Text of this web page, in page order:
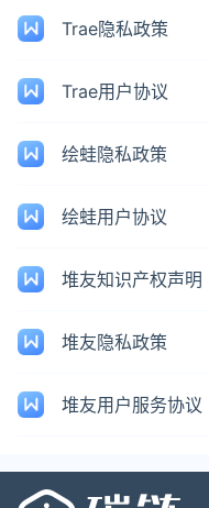
Trae隐私政策
Trae用户协议
绘蛙隐私政策
绘蛙用户协议
堆友知识产权声明
堆友隐私政策
堆友用户服务协议